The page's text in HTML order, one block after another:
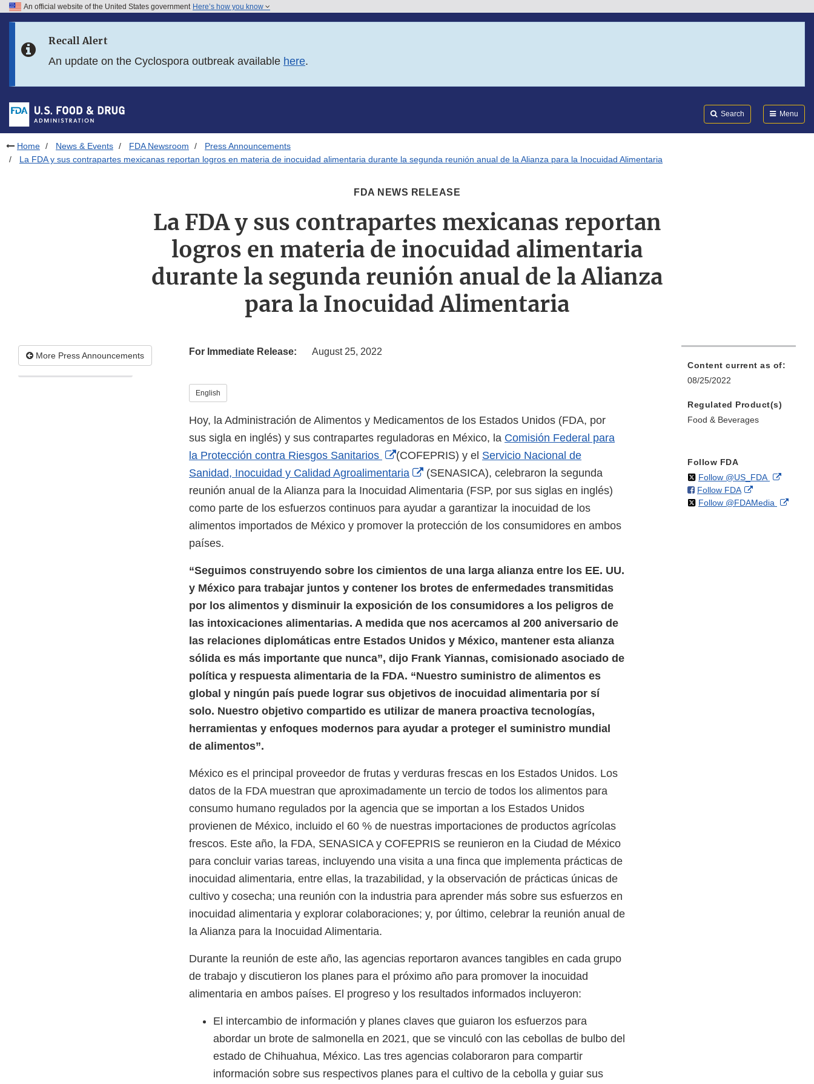
Skip to FDA Search
Skip to footer links
An official website of the United States government Here’s how you know
Recall Alert
An update on the Cyclospora outbreak available here.
Search Menu
Home News & Events FDA Newsroom
Press Announcements
La FDA y sus contrapartes mexicanas reportan logros en materia de inocuidad alimentaria durante la segunda reunión anual de la Alianza para la Inocuidad Alimentaria
FDA NEWS RELEASE
La FDA y sus contrapartes mexicanas reportan
logros en materia de inocuidad alimentaria
durante la segunda reunión anual de la Alianza
para la Inocuidad Alimentaria
More Press Announcements For Immediate Release: August 25, 2022
English
Hoy, la Administración de Alimentos y Medicamentos de los Estados Unidos (FDA, por
sus sigla en inglés) y sus contrapartes reguladoras en México, la Comisión Federal para
la Protección contra Riesgos Sanitarios
External
Link
Disclaimer
(COFEPRIS) y el Servicio Nacional de
Sanidad, Inocuidad y Calidad Agroalimentaria
External
Link
Disclaimer
(SENASICA), celebraron la segunda
reunión anual de la Alianza para la Inocuidad Alimentaria (FSP, por sus siglas en inglés)
como parte de los esfuerzos continuos para ayudar a garantizar la inocuidad de los
alimentos importados de México y promover la protección de los consumidores en ambos
países.
“Seguimos construyendo sobre los cimientos de una larga alianza entre los EE. UU.
y México para trabajar juntos y contener los brotes de enfermedades transmitidas
por los alimentos y disminuir la exposición de los consumidores a los peligros de
las intoxicaciones alimentarias. A medida que nos acercamos al 200 aniversario de
las relaciones diplomáticas entre Estados Unidos y México, mantener esta alianza
sólida es más importante que nunca”, dijo Frank Yiannas, comisionado asociado de
política y respuesta alimentaria de la FDA. “Nuestro suministro de alimentos es
global y ningún país puede lograr sus objetivos de inocuidad alimentaria por sí
solo. Nuestro objetivo compartido es utilizar de manera proactiva tecnologías,
herramientas y enfoques modernos para ayudar a proteger el suministro mundial
de alimentos”.
México es el principal proveedor de frutas y verduras frescas en los Estados Unidos. Los
datos de la FDA muestran que aproximadamente un tercio de todos los alimentos para
consumo humano regulados por la agencia que se importan a los Estados Unidos
provienen de México, incluido el 60 % de nuestras importaciones de productos agrícolas
frescos. Este año, la FDA, SENASICA y COFEPRIS se reunieron en la Ciudad de México
para concluir varias tareas, incluyendo una visita a una finca que implementa prácticas de
inocuidad alimentaria, entre ellas, la trazabilidad, y la observación de prácticas únicas de
cultivo y cosecha; una reunión con la industria para aprender más sobre sus esfuerzos en
inocuidad alimentaria y explorar colaboraciones; y, por último, celebrar la reunión anual de
la Alianza para la Inocuidad Alimentaria.
Durante la reunión de este año, las agencias reportaron avances tangibles en cada grupo
de trabajo y discutieron los planes para el próximo año para promover la inocuidad
alimentaria en ambos países. El progreso y los resultados informados incluyeron:
El intercambio de información y planes claves que guiaron los esfuerzos para
abordar un brote de salmonella en 2021, que se vinculó con las cebollas de bulbo del
estado de Chihuahua, México. Las tres agencias colaboraron para compartir
información sobre sus respectivos planes para el cultivo de la cebolla y guiar sus
Content current as of:
08/25/2022
Regulated Product(s)
Food & Beverages
Follow FDA
Follow @US_FDAon External
Follow FDAon
Facebook
External
Link
Follow @FDAMedia on